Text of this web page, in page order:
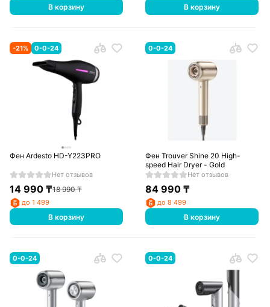
В корзину В корзину
-21% 0-0-24
Фен Ardesto HD-Y223PRO
Нет отзывов
14 990₸18 990₸
до 1 499
В корзину
0-0-24
Фен Trouver Shine 20 High-
speed Hair Dryer - Gold
Нет отзывов
84 990 ₸
до 8 499
В корзину
0-0-24 0-0-24